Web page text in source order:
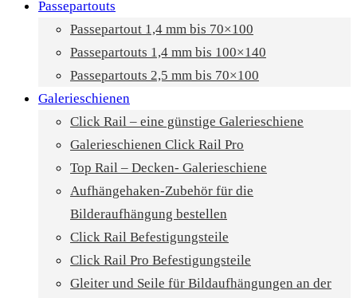
Passepartouts
Passepartout 1,4 mm bis 70×100
Passepartouts 1,4 mm bis 100×140
Passepartouts 2,5 mm bis 70×100
Galerieschienen
Click Rail – eine günstige Galerieschiene
Galerieschienen Click Rail Pro
Top Rail – Decken- Galerieschiene
Aufhängehaken-Zubehör für die
Bilderaufhängung bestellen
Click Rail Befestigungsteile
Click Rail Pro Befestigungsteile
Gleiter und Seile für Bildaufhängungen an der